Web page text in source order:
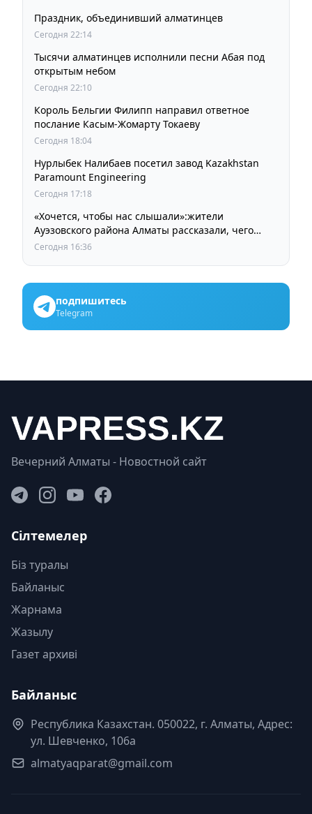
Праздник, объединивший алматинцев
Сегодня 22:14
Тысячи алматинцев исполнили песни Абая под
открытым небом
Сегодня 22:10
Король Бельгии Филипп направил ответное
послание Касым-Жомарту Токаеву
Сегодня 18:04
Нурлыбек Налибаев посетил завод Kazakhstan
Paramount Engineering
Сегодня 17:18
«Хочется, чтобы нас слышали»:жители
Ауэзовского района Алматы рассказали, чего
ждут от выборов депутатов Курултая
Сегодня 16:36
подпишитесь
Telegram
Вечерний Алматы - Новостной сайт
Сілтемелер
Біз туралы
Байланыс
Жарнама
Жазылу
Газет архиві
Байланыс
Республика Казахстан. 050022, г. Алматы, Адрес:
ул. Шевченко, 106а
almatyaqparat@gmail.com